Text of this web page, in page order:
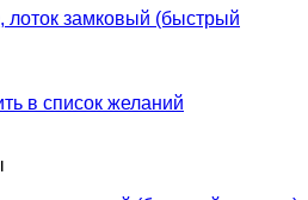
в список желаний